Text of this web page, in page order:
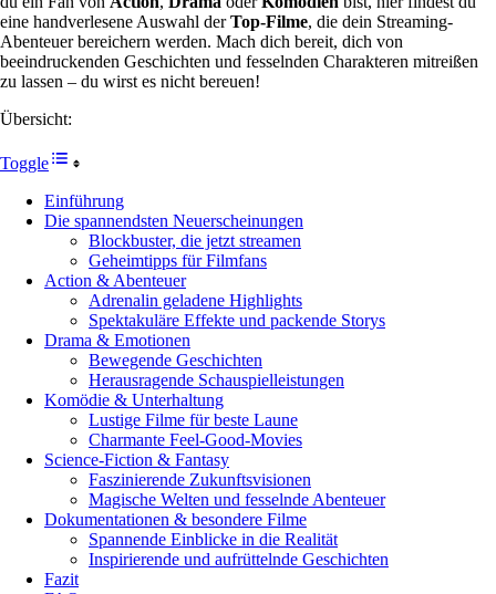
eine handverlesene Auswahl derTop-Filme, die dein Streaming-
Abenteuer bereichern werden. Mach dich bereit, dich von
beeindruckenden Geschichten und fesselnden Charakteren mitreißen
zu lassen – du wirst es nicht bereuen!
Übersicht:
Toggle
Einführung
Die spannendsten Neuerscheinungen
Blockbuster, die jetzt streamen
Geheimtipps für Filmfans
Action & Abenteuer
Adrenalin geladene Highlights
Spektakuläre Effekte und packende Storys
Drama & Emotionen
Bewegende Geschichten
Herausragende Schauspielleistungen
Komödie & Unterhaltung
Lustige Filme für beste Laune
Charmante Feel-Good-Movies
Science-Fiction & Fantasy
Faszinierende Zukunftsvisionen
Magische Welten und fesselnde Abenteuer
Dokumentationen & besondere Filme
Spannende Einblicke in die Realität
Inspirierende und aufrüttelnde Geschichten
Fazit